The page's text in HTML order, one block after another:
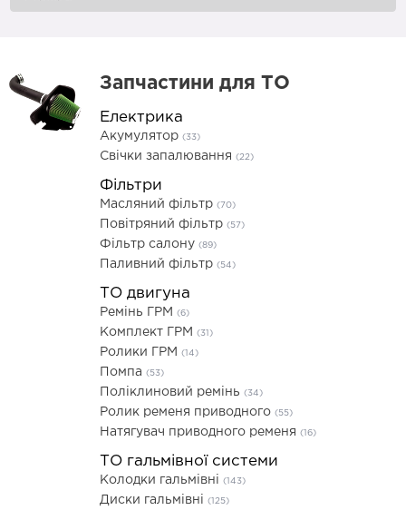
Запчастини для ТО
Електрика
Акумулятор (33)
Свічки запалювання (22)
Фільтри
Масляний фільтр (70)
Повітряний фільтр (57)
Фільтр салону (89)
Паливний фільтр (54)
ТО двигуна
Ремінь ГРМ (6)
Комплект ГРМ (31)
Ролики ГРМ (14)
Помпа (53)
Поліклиновий ремінь (34)
Ролик ременя приводного (55)
Натягувач приводного ременя (16)
ТО гальмівної системи
Колодки гальмівні (143)
Диски гальмівні (125)